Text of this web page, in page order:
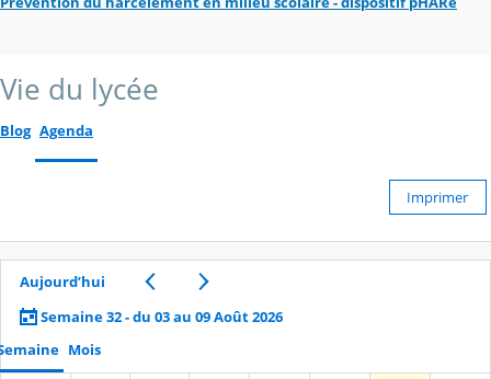
Vie du lycée
Blog Agenda
Imprimer
Aujourd’hui
Semaine 32 - du 03 au 09 Août 2026
Mois